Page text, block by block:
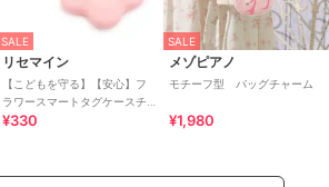
SALE
リセマイン
【こどもを守る】【安心】フ
ラワースマートタグケースチ
ャーム【子供服】【キッズ】
¥330
SALE
メゾピアノ
モチーフ型 バッグチャーム
¥1,980